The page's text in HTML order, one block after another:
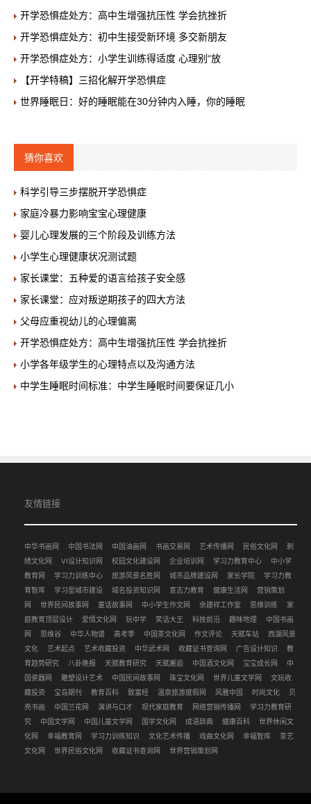
开学恐惧症处方：高中生增强抗压性 学会抗挫折
开学恐惧症处方：初中生接受新环境 多交新朋友
开学恐惧症处方：小学生训练得适度 心理别“放
【开学特稿】三招化解开学恐惧症
世界睡眠日：好的睡眠能在30分钟内入睡，你的睡眠
猜你喜欢
科学引导三步摆脱开学恐惧症
家庭冷暴力影响宝宝心理健康
婴儿心理发展的三个阶段及训练方法
小学生心理健康状况测试题
家长课堂：五种爱的语言给孩子安全感
家长课堂：应对叛逆期孩子的四大方法
父母应重视幼儿的心理偏离
开学恐惧症处方：高中生增强抗压性 学会抗挫折
小学各年级学生的心理特点以及沟通方法
中学生睡眠时间标准：中学生睡眠时间要保证几小
友情链接
中华书画网 中国书法网 中国油画网 书画交易网 艺术传播网 民俗文化网
刺
绣文化网
VI设计知识网 校园文化建设网 企业培训网 学习力教育中心
中小学
教育网
学习力训练中心 旅游风景名胜网 城市品牌建设网 家长学院
学习力教
育智库
学习型城市建设 域名投资知识网 意志力教育 健康生活网
营销策划
网
世界民间故事网 童话故事网 中小学生作文网 余建祥工作室 思维训练
家
庭教育顶层设计
爱情文化网 玩中学 笑话大王 科技前沿 趣味地理
中国书画
网
思维谷 中华人物谱 高考季 中国茶文化网 作文评论 天赋车站
西湖风景
文化
艺术起点 艺术收藏投资 中华武术网 收藏证书查询网 广告设计知识
教
育趋势研究
八卦晚报 天赋教育研究 天赋邂逅 中国酒文化网 宝宝成长网
中
国瓷器网
雕塑设计艺术 中国民间故事网 珠宝文化网 世界儿童文学网
文玩收
藏投资
宝岛期刊 教育百科 致富经 温泉旅游度假网 风雅中国 时尚文化
贝
壳书画
中国兰花网 演讲与口才 现代家庭教育 网络营销传播网
学习力教育研
究
中国文学网 中国儿童文学网 国学文化网 成语辞典 健康百科
世界休闲文
化网
幸福教育网 学习力训练知识 文化艺术传播 戏曲文化网 幸福智库
茶艺
文化网
世界民俗文化网 收藏证书查询网 世界营销策划网